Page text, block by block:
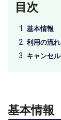
目次
基本情報
利用の流れ
キャンセル
基本情報